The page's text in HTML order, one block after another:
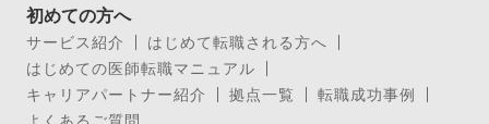
初めての方へ
サービス紹介
はじめて転職される方へ
はじめての医師転職マニュアル
キャリアパートナー紹介
拠点一覧
転職成功事例
よくあるご質問